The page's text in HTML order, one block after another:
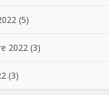
(5)
2022 (3)
(3)